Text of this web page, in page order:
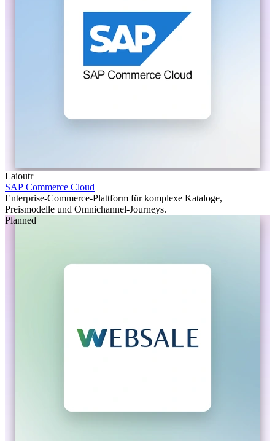
Laioutr
SAP Commerce Cloud
Enterprise-Commerce-Plattform für komplexe Kataloge,
Preismodelle und Omnichannel-Journeys.
Planned